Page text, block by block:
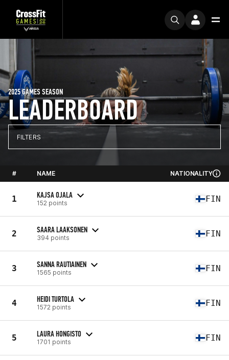
LEADERBOARD
2025 GAMES SEASON
FILTERS
# NAME NATIONALITY
1 KAJSA OJALA
152 points FIN
2 SAARA LAAKSONEN
394 points FIN
3 SANNA RAUTIAINEN
1565 points FIN
4 HEIDI TURTOLA
1572 points FIN
5 LAURA HONGISTO
1701 points FIN